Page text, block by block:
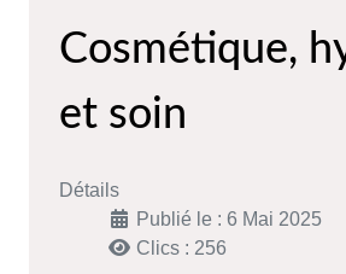
Cosmétique,
et soin
Détails
Publié le : 6 Mai 2025
Clics : 256